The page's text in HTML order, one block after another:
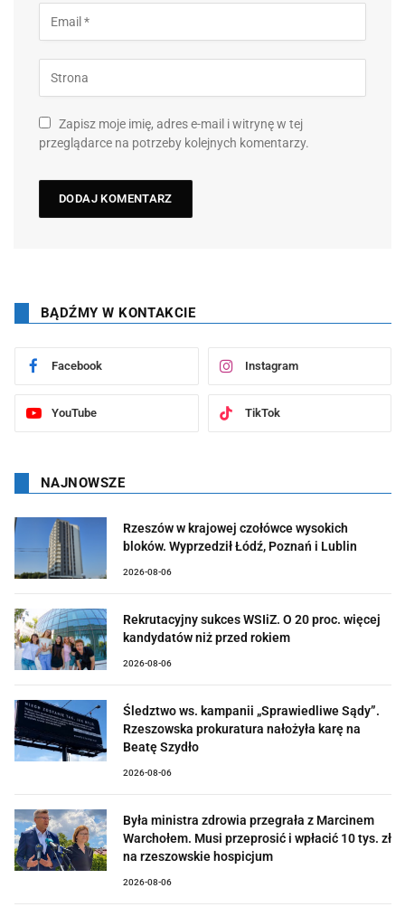
Zapisz moje imię, adres e-mail i witrynę w tej
przeglądarce na potrzeby kolejnych komentarzy.
BĄDŹMY W KONTAKCIE
Facebook Instagram
YouTube TikTok
NAJNOWSZE
Rzeszów w krajowej czołówce wysokich
bloków. Wyprzedził Łódź, Poznań i Lublin
2026-08-06
Rekrutacyjny sukces WSIiZ. O 20 proc. więcej
kandydatów niż przed rokiem
2026-08-06
Śledztwo ws. kampanii „Sprawiedliwe Sądy”.
Rzeszowska prokuratura nałożyła karę na
Beatę Szydło
2026-08-06
Była ministra zdrowia przegrała z Marcinem
Warchołem. Musi przeprosić i wpłacić 10 tys. zł
na rzeszowskie hospicjum
2026-08-06